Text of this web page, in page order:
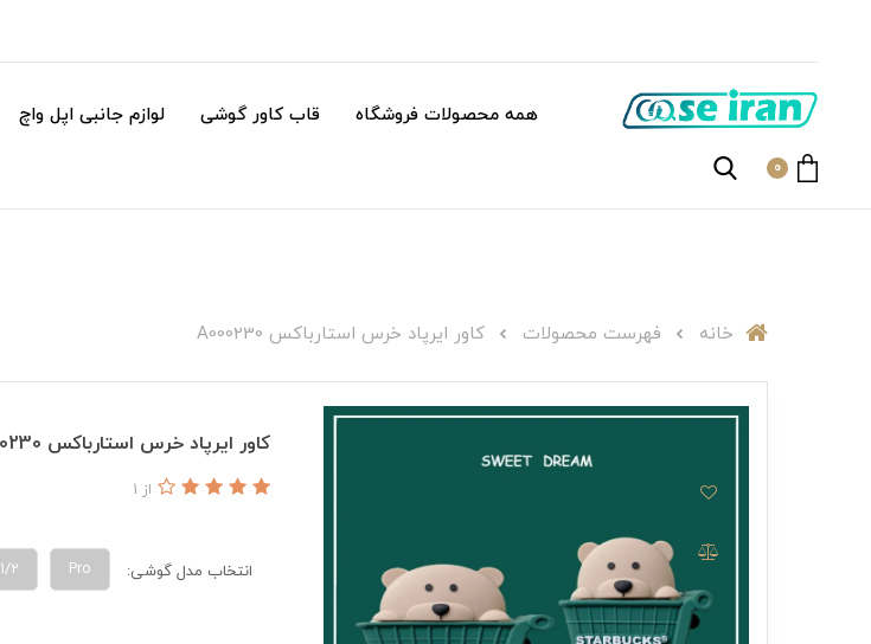
همه محصولات فروشگاه قاب کاور گوشی لوازم جانبی اپل واچ
0
خانه فهرست محصولات کاور ایرپاد خرس استارباکس A000230
کاور ایرپاد خرس استارباکس A000230
از 1
انتخاب مدل گوشی: Pro
1/2